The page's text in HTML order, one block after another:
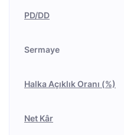
PD/DD
Sermaye
Halka Açıklık Oranı (%)
Net Kâr